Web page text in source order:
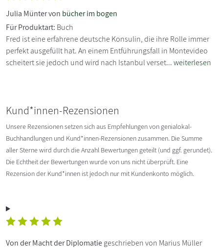
Julia Münter von bücher im bogen
Für Produktart: Buch
Fred ist eine erfahrene deutsche Konsulin, die ihre Rolle immer
perfekt ausgefüllt hat. An einem Entführungsfall in Montevideo
scheitert sie jedoch und wird nach Istanbul verset...weiterlesen
Kund*innen-Rezensionen
Unsere Rezensionen setzen sich aus Empfehlungen von genialokal-
Buchhandlungen und Kund*innen-Rezensionen zusammen. Die Summe
aller Sterne wird durch die Anzahl Bewertungen geteilt (und ggf. gerundet).
Die Echtheit der Bewertungen wurde von uns nicht überprüft. Eine
Rezension der Kund*innen ist jedoch nur mit Kundenkonto möglich.
Von der Macht der Diplomatiegeschrieben von Marius Müller